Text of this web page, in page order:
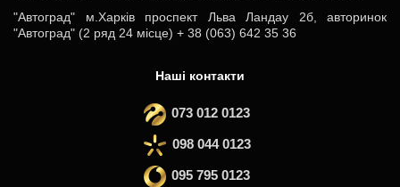
"Автоград" м.Харків проспект Льва Ландау 2б, авторинок
"Автоград" (2 ряд 24 місце) + 38 (063) 642 35 36
Наші контакти
073 012 0123
098 044 0123
095 795 0123